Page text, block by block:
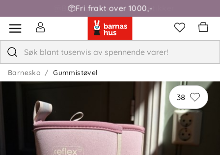
Fri frakt over 1000,-
Barnesko Gummistøvel
38